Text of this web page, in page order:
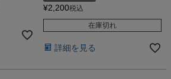
¥2,200税込
在庫切れ
詳細を見る